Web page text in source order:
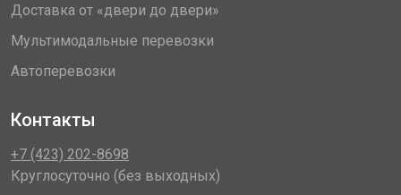
Доставка от «двери до двери»
Мультимодальные перевозки
Автоперевозки
Контакты
+7 (423) 202-8698
Круглосуточно (без выходных)